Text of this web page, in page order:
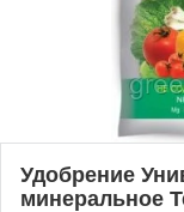
Удобрение
минеральное